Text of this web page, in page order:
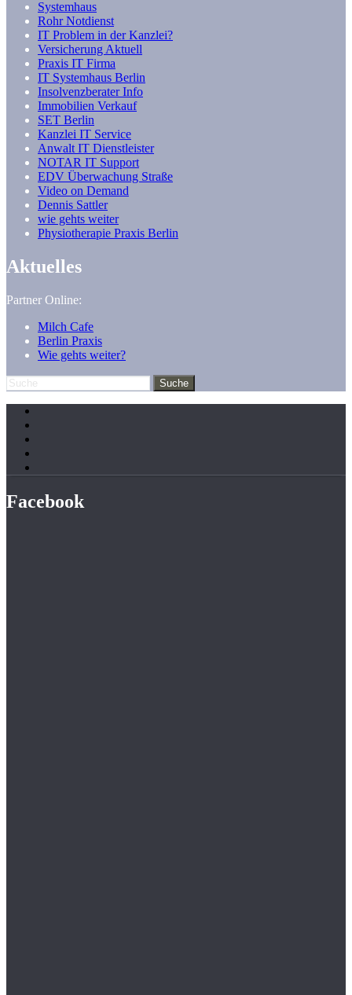
Systemhaus
Rohr Notdienst
IT Problem in der Kanzlei?
Versicherung Aktuell
Praxis IT Firma
IT Systemhaus Berlin
Insolvenzberater Info
Immobilien Verkauf
SET Berlin
Kanzlei IT Service
Anwalt IT Dienstleister
NOTAR IT Support
EDV Überwachung Straße
Video on Demand
Dennis Sattler
wie gehts weiter
Physiotherapie Praxis Berlin
Aktuelles
Partner Online:
Milch Cafe
Berlin Praxis
Wie gehts weiter?
Facebook